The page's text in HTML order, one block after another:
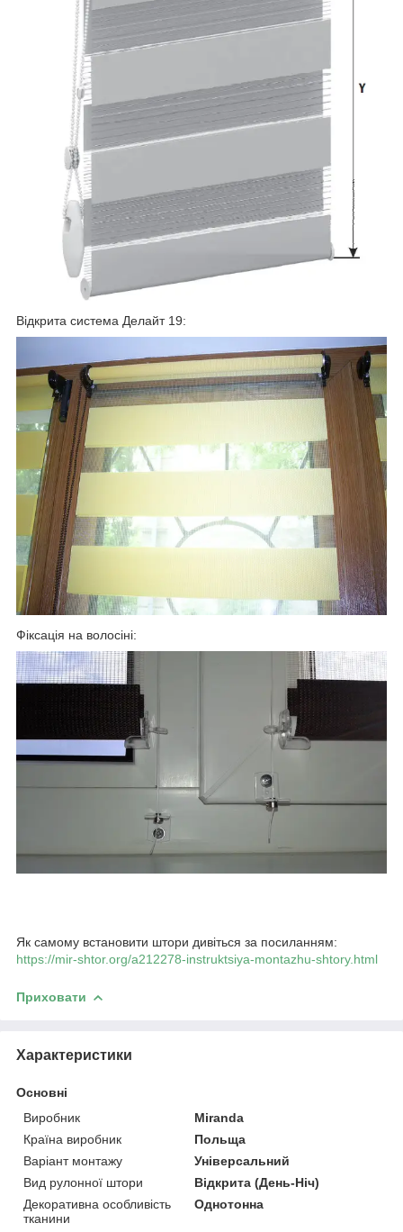
Відкрита система Делайт 19:
Фіксація на волосіні:
Як самому встановити штори дивіться за посиланням:
https://mir-shtor.org/a212278-instruktsiya-montazhu-shtory.html
Приховати
Характеристики
Основні
Виробник
Miranda
Країна виробник
Польща
Варіант монтажу
Універсальний
Вид рулонної штори
Відкрита (День-Ніч)
Декоративна особливість
тканини
Однотонна